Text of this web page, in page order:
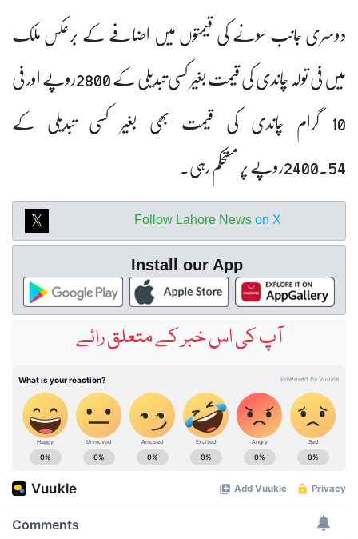
دوسری جانب سونے کی قیمتوں میں اضافے کے برعکس ملک
میں فی تولہ چاندی کی قیمت بغیر کسی تبدیلی کے 2800روپے اور فی
10 گرام چاندی کی قیمت بھی بغیر کسی تبدیلی کے
2400.54روپے پر مستحکم رہی۔
Follow Lahore News on X
Install our App
آپ کی اس خبر کے متعلق رائے